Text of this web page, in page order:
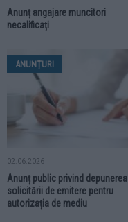
Anunț angajare muncitori
necalificați
ANUNȚURI
02.06.2026
Anunț public privind depunerea
solicitării de emitere pentru
autorizația de mediu